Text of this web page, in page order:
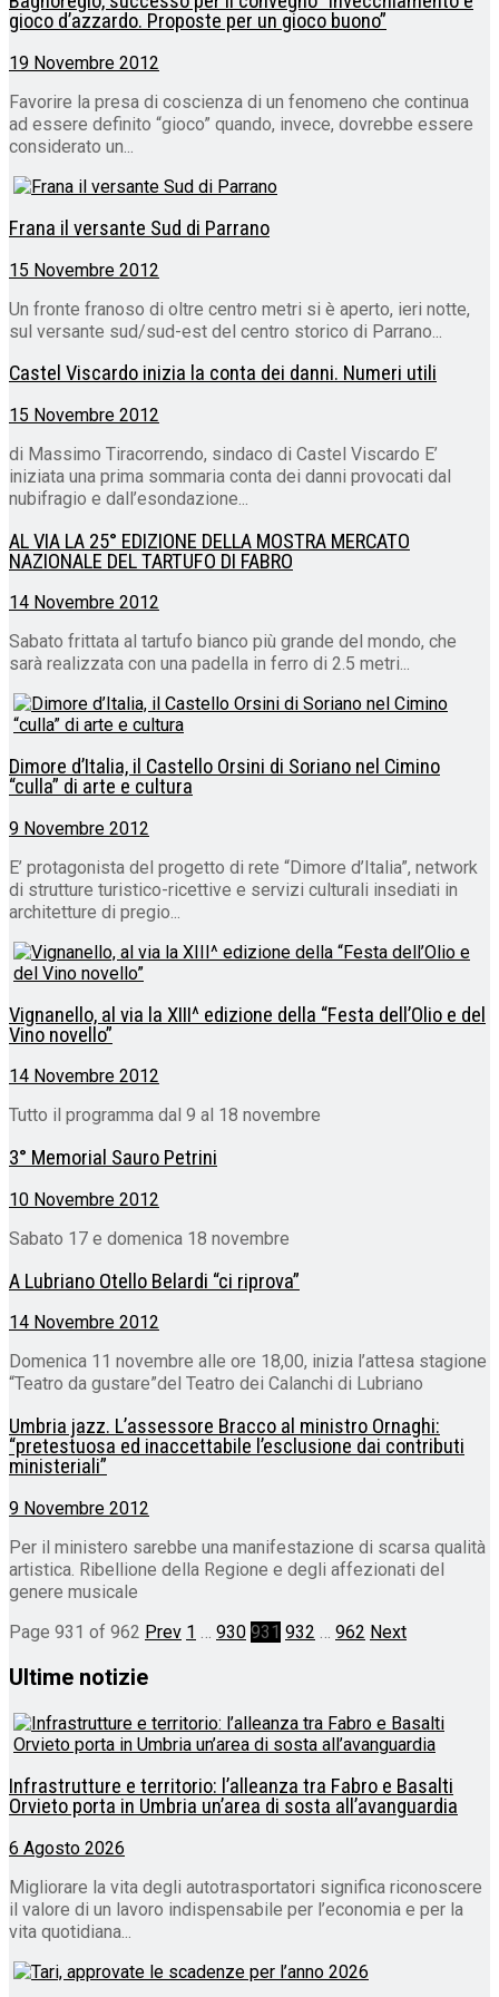
gioco d’azzardo. Proposte per un gioco buono”
19 Novembre 2012
Favorire la presa di coscienza di un fenomeno che continua
ad essere definito “gioco” quando, invece, dovrebbe essere
considerato un...
Frana il versante Sud di Parrano
15 Novembre 2012
Un fronte franoso di oltre centro metri si è aperto, ieri notte,
sul versante sud/sud-est del centro storico di Parrano...
Castel Viscardo inizia la conta dei danni. Numeri utili
15 Novembre 2012
di Massimo Tiracorrendo, sindaco di Castel Viscardo E’
iniziata una prima sommaria conta dei danni provocati dal
nubifragio e dall’esondazione...
AL VIA LA 25° EDIZIONE DELLA MOSTRA MERCATO
NAZIONALE DEL TARTUFO DI FABRO
14 Novembre 2012
Sabato frittata al tartufo bianco più grande del mondo, che
sarà realizzata con una padella in ferro di 2.5 metri...
Dimore d’Italia, il Castello Orsini di Soriano nel Cimino
“culla” di arte e cultura
9 Novembre 2012
E’ protagonista del progetto di rete “Dimore d’Italia”, network
di strutture turistico-ricettive e servizi culturali insediati in
architetture di pregio...
Vignanello, al via la XIII^ edizione della “Festa dell’Olio e del
Vino novello”
14 Novembre 2012
Tutto il programma dal 9 al 18 novembre
3° Memorial Sauro Petrini
10 Novembre 2012
Sabato 17 e domenica 18 novembre
A Lubriano Otello Belardi “ci riprova”
14 Novembre 2012
Domenica 11 novembre alle ore 18,00, inizia l’attesa stagione
“Teatro da gustare”del Teatro dei Calanchi di Lubriano
Umbria jazz. L’assessore Bracco al ministro Ornaghi:
“pretestuosa ed inaccettabile l’esclusione dai contributi
ministeriali”
9 Novembre 2012
Per il ministero sarebbe una manifestazione di scarsa qualità
artistica. Ribellione della Regione e degli affezionati del
genere musicale
Page 931 of 962 Prev 1 930 931 932 962 Next
Ultime notizie
Infrastrutture e territorio: l’alleanza tra Fabro e Basalti
Orvieto porta in Umbria un’area di sosta all’avanguardia
6 Agosto 2026
Migliorare la vita degli autotrasportatori significa riconoscere
il valore di un lavoro indispensabile per l’economia e per la
vita quotidiana...